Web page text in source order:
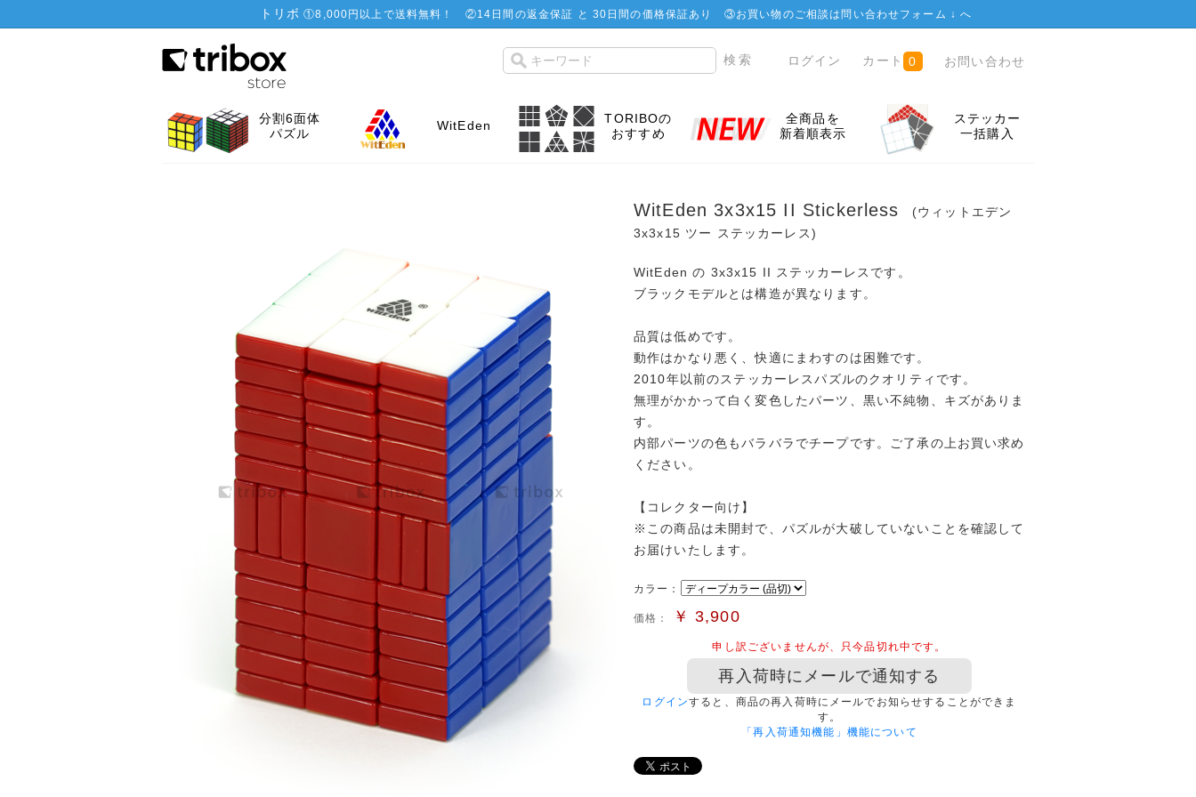
トリボ ①8,000円以上で送料無料！ ②14日間の返金保証 と 30日間の価格保証あり ③お買い物のご相談は問い合わせフォーム ↓へ
ログイン カート 0 お問い合わせ
分割6面体
パズル
WitEden
TORIBOの
おすすめ
全商品を
新着順表示
ステッカー
一括購入
WitEden 3x3x15 II Stickerless
(ウィットエデン
3x3x15 ツー ステッカーレス)
WitEden の 3x3x15 II ステッカーレスです。
ブラックモデルとは構造が異なります。
品質は低めです。
動作はかなり悪く、快適にまわすのは困難です。
2010年以前のステッカーレスパズルのクオリティです。
無理がかかって白く変色したパーツ、黒い不純物、キズがありま
す。
内部パーツの色もバラバラでチープです。ご了承の上お買い求め
ください。
【コレクター向け】
※この商品は未開封で、パズルが大破していないことを確認して
お届けいたします。
カラー：
価格： ￥ 3,900
申し訳ございませんが、只今品切れ中です。
再入荷時にメールで通知する
ログインすると、商品の再入荷時にメールでお知らせすることができま
す。
「再入荷通知機能」機能について